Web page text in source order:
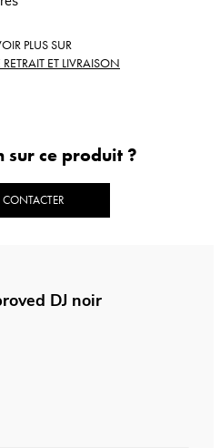
PLUS SUR
ET LIVRAISON
sur ce produit ?
DJ noir